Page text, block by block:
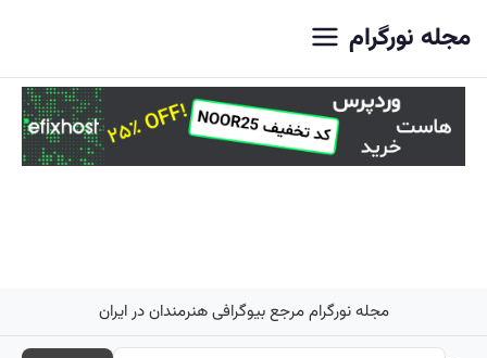
مجله نورگرام
مجله نورگرام مرجع بیوگرافی هنرمندان در ایران